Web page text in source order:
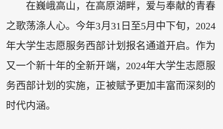
在巍峨高山，在高原湖畔，爱与奉献的青春
之歌荡涤人心。今年3月31日至5月中下旬，2024
年大学生志愿服务西部计划报名通道开启。作为
又一个新十年的全新开端，2024年大学生志愿服
务西部计划的实施，正被赋予更加丰富而深刻的
时代内涵。